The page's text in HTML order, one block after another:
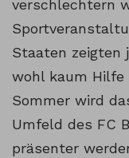
verschlechtern
Staaten zeigten
wohl kaum Hilfe
Sommer wird
Umfeld des FC
präsenter